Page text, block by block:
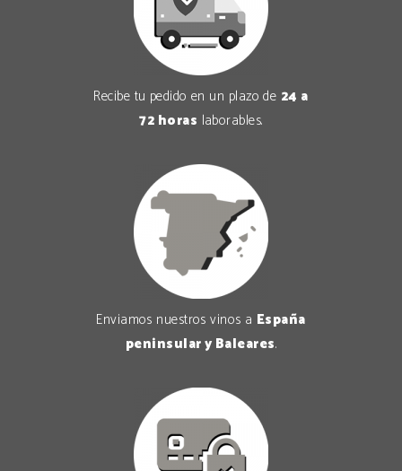
Recibe tu pedido en un plazo de 24 a
72 horas laborables.
Enviamos nuestros vinos a España
peninsular y Baleares.